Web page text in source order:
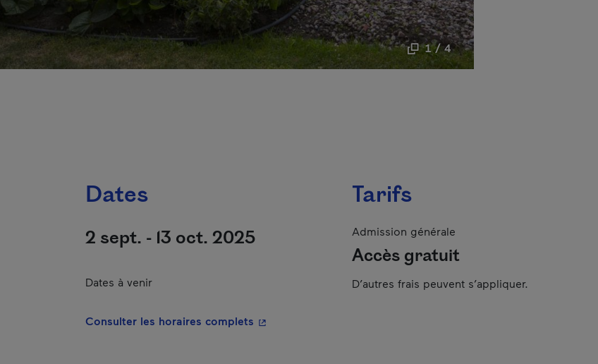
1 / 4
Dates
2 sept. - 13 oct. 2025
Dates à venir
Consulter les horaires complets - Cet hyperlien s'ouvrira dans une nouvelle fenêtre.
Tarifs
Admission générale
Accès gratuit
D’autres frais peuvent s’appliquer.